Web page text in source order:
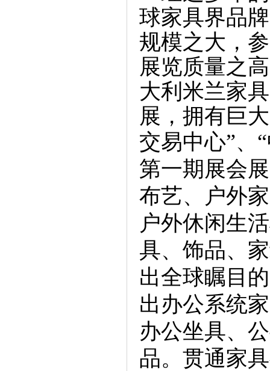
球家具界品
规模之大，
展览质量之
大利米兰家
展，拥有巨
交易中心”、
第一期展会
布艺、户外
户外休闲生
具、饰品、
出全球瞩目
出办公系统
办公坐具、
品。贯通家